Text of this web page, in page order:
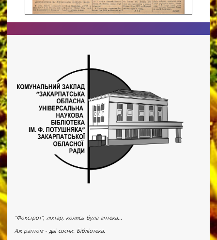
"Фокстрот", ліхтар, колись була аптека...
Аж раптом - дві сосни. Бібліотека.